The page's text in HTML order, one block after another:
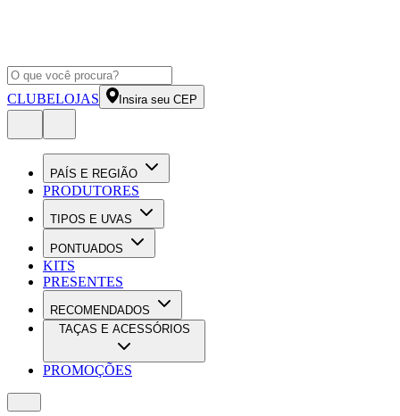
CLUBELOJAS Insira seu CEP
PAÍS E REGIÃO
PRODUTORES
TIPOS E UVAS
PONTUADOS
KITS
PRESENTES
RECOMENDADOS
TAÇAS E ACESSÓRIOS
PROMOÇÕES